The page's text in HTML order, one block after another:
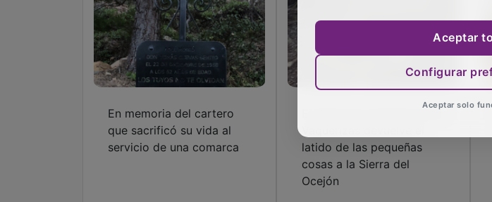
En memoria del cartero
que sacrificó su vida al
servicio de una comarca
El agua de la Fuente de las
latido de las pequeñas
cosas a la Sierra del
Ocejón
Aceptar
Configurar
Aceptar solo